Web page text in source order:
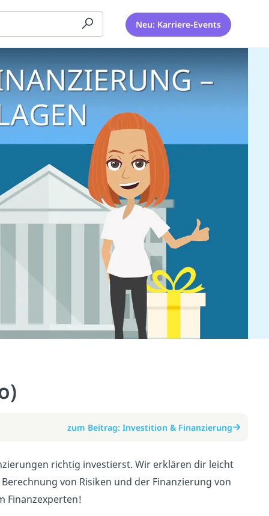
Neu: Karriere-Events
zum Beitrag: Investition & Finanzierung
richtig investierst. Wir erklären dir leicht
von Risiken und der Finanzierung von
Finanzexperten!